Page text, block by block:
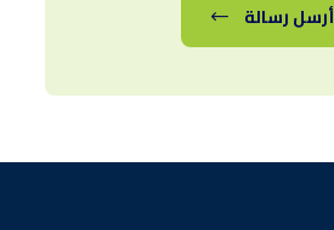
أرسل رسالة